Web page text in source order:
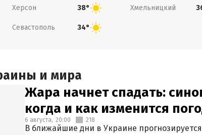
Херсон 38° Хмельницкий
Севастополь 34°
и мира
Жара начнет спадать:
когда и как изменится
6 августа, 20:00 218
В ближайшие дни в Украине